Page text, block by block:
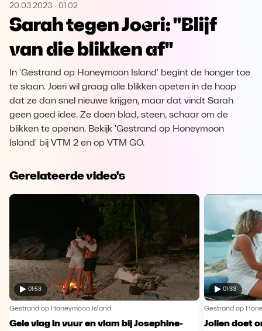
Microsoft Edge Download
Opera
20.03.2023 - 01:02
Sarah tegen Joeri: "Blijf
van die blikken af"
In 'Gestrand op Honeymoon Island' begint de honger toe
te slaan. Joeri wil graag alle blikken opeten in de hoop
dat ze dan snel nieuwe krijgen, maar dat vindt Sarah
geen goed idee. Ze doen blad, steen, schaar om de
blikken te openen. Bekijk 'Gestrand op Honeymoon
Island' bij VTM 2 en op VTM GO.
Gerelateerde video's
01:53
Gestrand op Honeymoon Island
Gele vlag in vuur en vlam bij Josephine-
01:33
Gestrand op
Jolien doet